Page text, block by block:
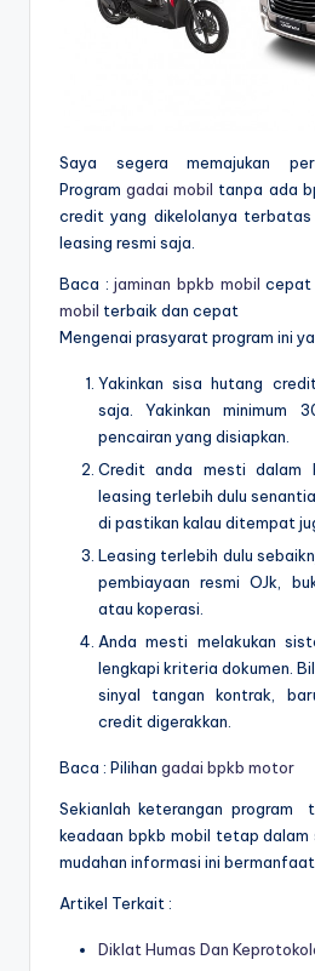
Saya segera memajukan
Programgadai mobil tanpa ada
credit yang dikelolanya
leasing resmi saja.
Baca :jaminan bpkb mobil cepat
mobil terbaik dan cepat
Mengenai prasyarat program ini
Yakinkan sisa hutang
saja. Yakinkan minimum
pencairan yang disiapkan.
Credit anda mesti dalam
leasing terlebih dulu
di pastikan kalau ditempat
Leasing terlebih dulu
pembiayaan resmi OJk,
atau koperasi.
Anda mesti melakukan
lengkapi kriteria dokumen.
sinyal tangan kontrak,
credit digerakkan.
Baca : Pilihan gadai bpkb motor
Sekianlah keterangan program
keadaan bpkb mobil tetap
mudahan informasi ini
Artikel Terkait :
Diklat Humas Dan